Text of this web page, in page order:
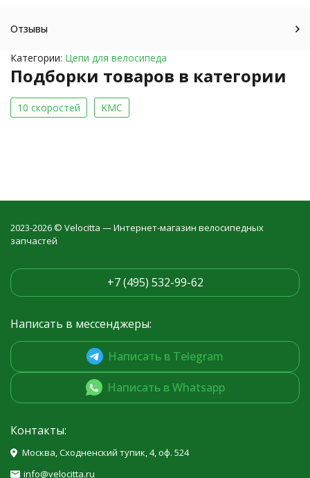
Отзывы
Категории: Цепи для велосипеда
Подборки товаров в категории
10 скоростей KMC
2023-2026 © Velocitta — Интернет-магазин велосипедных
запчастей
+7 (495) 532-99-62
Написать в мессенджеры:
Написать в Telegram
Написать в Whatsapp
Контакты:
Москва, Сходненский тупик, 4, оф. 524
info@velocitta.ru